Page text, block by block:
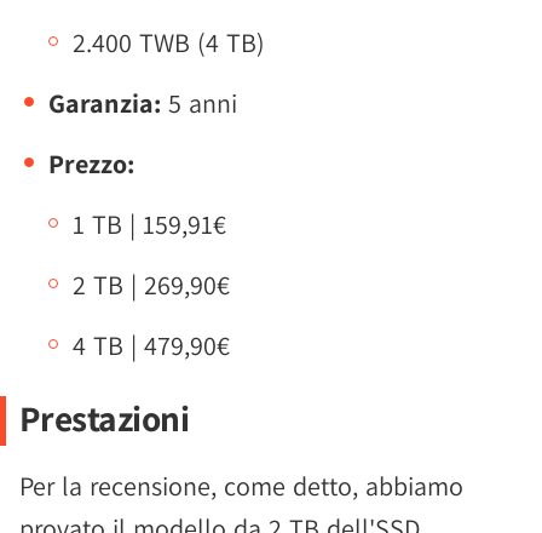
2.400 TWB (4 TB)
Garanzia: 5 anni
Prezzo:
1 TB | 159,91€
2 TB | 269,90€
4 TB | 479,90€
Prestazioni
Per la recensione, come detto, abbiamo